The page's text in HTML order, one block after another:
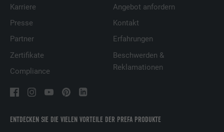
ENTDECKEN SIE DIE VIELEN VORTEILE DER PREFA PRODUKTE
Karriere
Presse
Partner
Zertifikate
Compliance
Angebot anfordern
Kontakt
Erfahrungen
Beschwerden &
Reklamationen